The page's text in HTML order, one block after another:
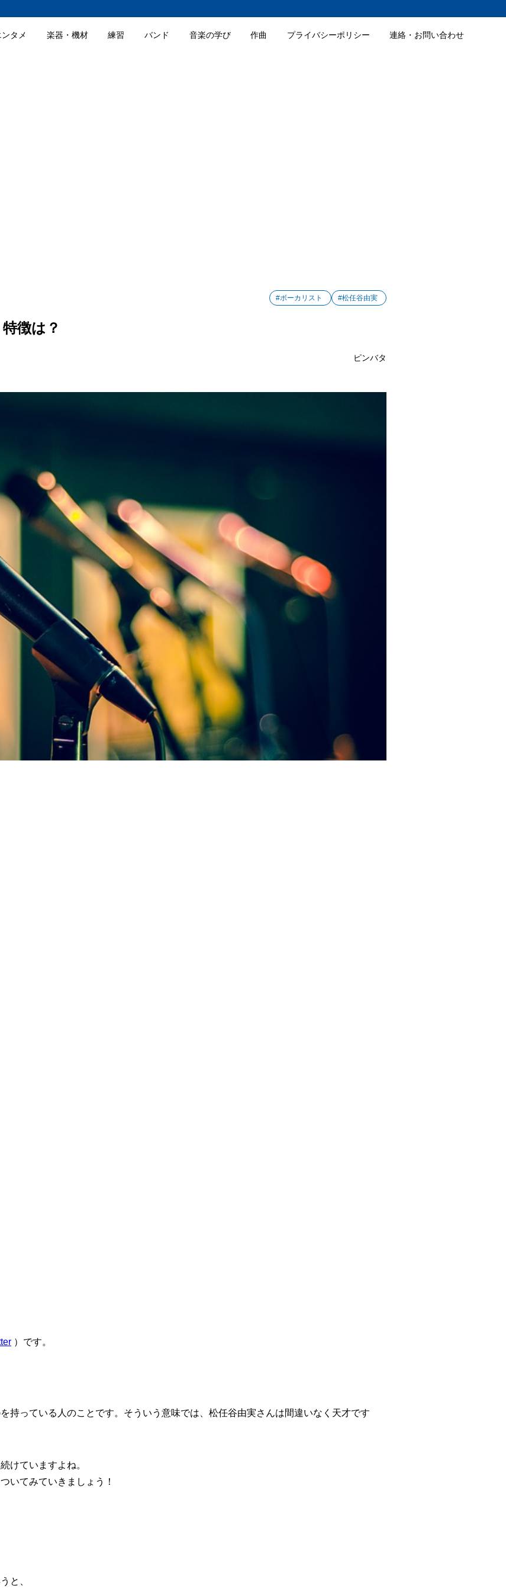
ンタメ 楽器・機材 練習 バンド 音楽の学び 作曲 プライバシーポリシー 連絡・お問い合わせ
#ボーカリスト #松任谷由実
徴は？
ピンバタ
）です。
持っている人のことです。そういう意味では、松任谷由実さんは間違いなく天才です
けていますよね。
いてみていきましょう！
と、